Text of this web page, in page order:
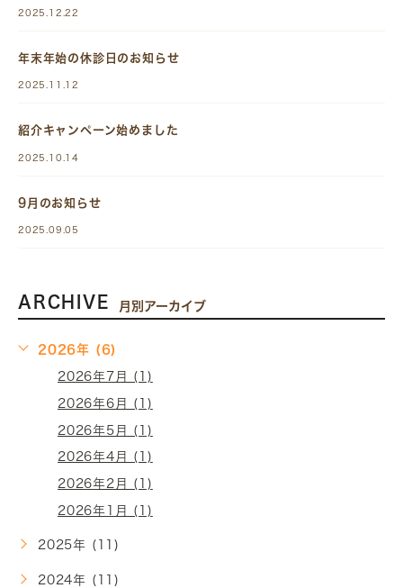
2025.12.22
年末年始の休診日のお知らせ
2025.11.12
紹介キャンペーン始めました
2025.10.14
9月のお知らせ
2025.09.05
ARCHIVE 月別アーカイブ
2026年 (6)
2026年7月 (1)
2026年6月 (1)
2026年5月 (1)
2026年4月 (1)
2026年2月 (1)
2026年1月 (1)
2025年 (11)
2024年 (11)